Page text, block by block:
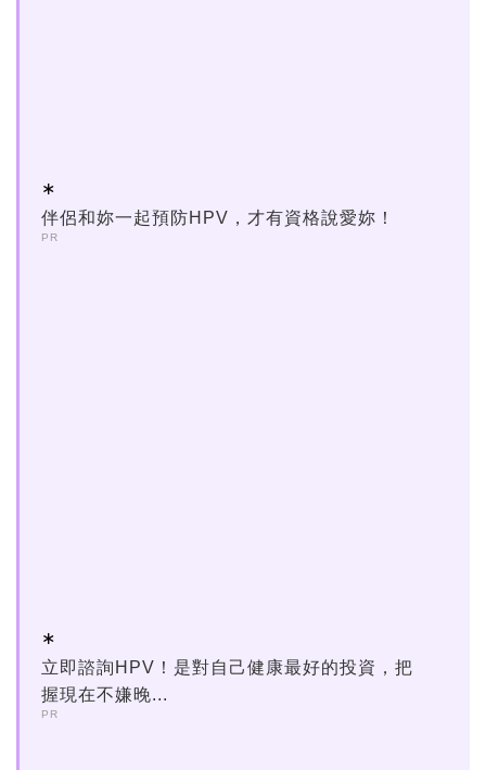
伴侶和妳一起預防HPV，才有資格說愛妳！
PR
立即諮詢HPV！是對自己健康最好的投資，把
握現在不嫌晚...
PR